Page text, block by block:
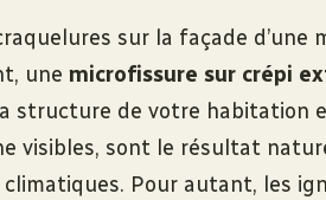
sur la façade d’une
une microfissure sur crépi
structure de votre habitation
visibles, sont le résultat
Pour autant, les